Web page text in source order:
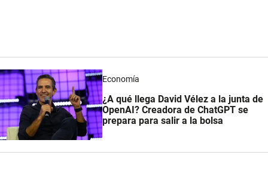
Economía
¿A qué llega David Vélez a la junta de
OpenAI? Creadora de ChatGPT se
prepara para salir a la bolsa